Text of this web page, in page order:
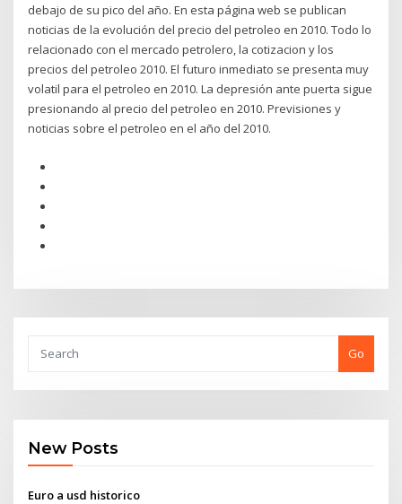
debajo de su pico del año. En esta página web se publican
noticias de la evolución del precio del petroleo en 2010. Todo lo
relacionado con el mercado petrolero, la cotizacion y los
precios del petroleo 2010. El futuro inmediato se presenta muy
volatil para el petroleo en 2010. La depresión ante puerta sigue
presionando al precio del petroleo en 2010. Previsiones y
noticias sobre el petroleo en el año del 2010.
Go
New Posts
Euro a usd historico